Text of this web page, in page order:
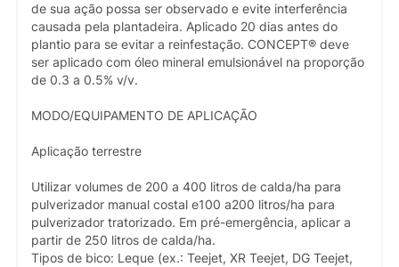
de sua ação possa ser observado e evite interferência
causada pela plantadeira. Aplicado 20 dias antes do
plantio para se evitar a reinfestação. CONCEPT® deve
ser aplicado com óleo mineral emulsionável na proporção
de 0.3 a 0.5% v/v.
MODO/EQUIPAMENTO DE APLICAÇÃO
Aplicação terrestre
Utilizar volumes de 200 a 400 litros de calda/ha para
pulverizador manual costal e100 a200 litros/ha para
pulverizador tratorizado. Em pré-emergência, aplicar a
partir de 250 litros de calda/ha.
Tipos de bico: Leque (ex.: Teejet, XR Teejet, DG Teejet,